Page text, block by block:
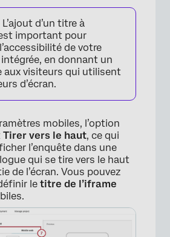
L’ajout d’un titre à
important pour
de votre
en donnant un
aux visiteurs qui utilisent
d’écran.
mobiles, l’option
Tirer vers le haut, ce qui
l’enquête dans une
qui se tire vers le haut
de l’écran. Vous pouvez
le titre de l’iframe